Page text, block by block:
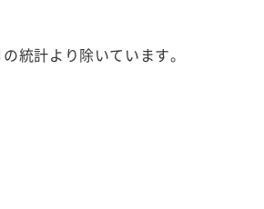
統計より除いています。